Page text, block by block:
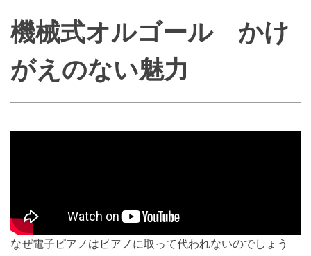
機械式オルゴール かけ
がえのない魅力
なぜ電子ピアノはピアノに取って代われないのでしょう